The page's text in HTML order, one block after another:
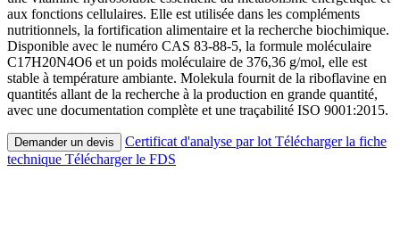
aux fonctions cellulaires. Elle est utilisée dans les compléments
nutritionnels, la fortification alimentaire et la recherche biochimique.
Disponible avec le numéro CAS 83-88-5, la formule moléculaire
C17H20N4O6 et un poids moléculaire de 376,36 g/mol, elle est
stable à température ambiante. Molekula fournit de la riboflavine en
quantités allant de la recherche à la production en grande quantité,
avec une documentation complète et une traçabilité ISO 9001:2015.
Demander un devis Certificat d'analyse par lot Télécharger la fiche
technique Télécharger le FDS